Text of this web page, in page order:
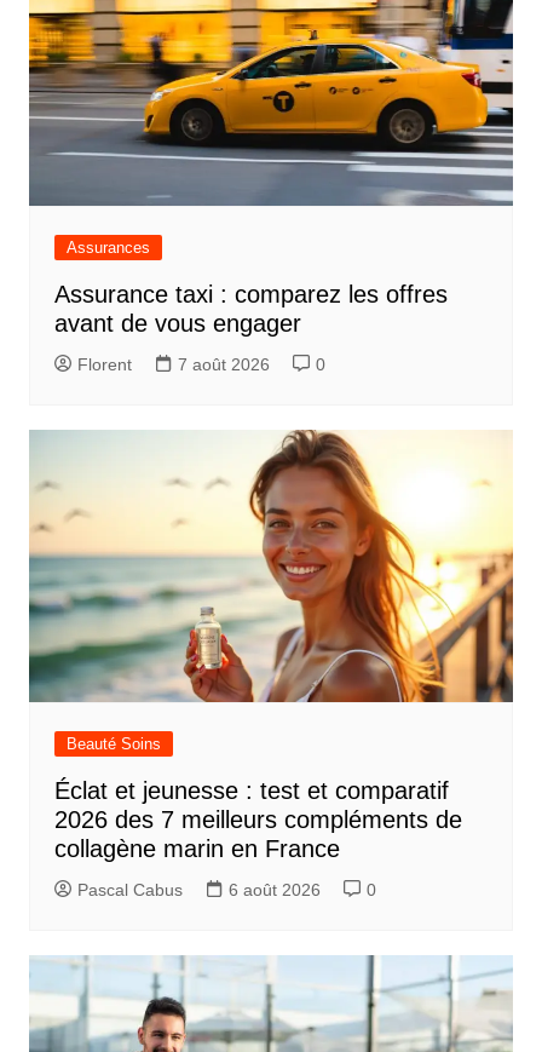
Assurances
Assurance taxi : comparez les offres
avant de vous engager
Florent 7 août 2026 0
Beauté Soins
Éclat et jeunesse : test et comparatif
2026 des 7 meilleurs compléments de
collagène marin en France
Pascal Cabus 6 août 2026 0